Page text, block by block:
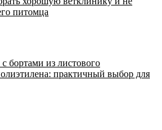
питомца
бортами из листового
практичный выбор для